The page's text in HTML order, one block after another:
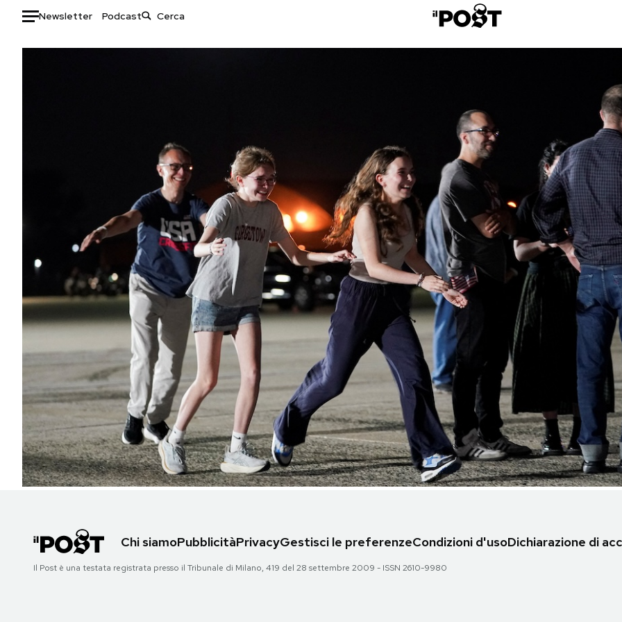
Newsletter Podcast
Auto
Cultura
Economia
Sport
Consumismi
Storie/Idee
Ok Boomer!
Media
Europa
Altrecose
Mondiali calcio 2026
NEWSLETTER
I MIEI PREFERITI
SHOP
AREA PERSONALE
Chi siamoPubblicitàPrivacyGestisci le preferenzeCondizioni d'usoDichiarazione di
Il Post è una testata registrata presso il Tribunale di Milano, 419 del 28 settembre 2009 - ISSN 2610-9980